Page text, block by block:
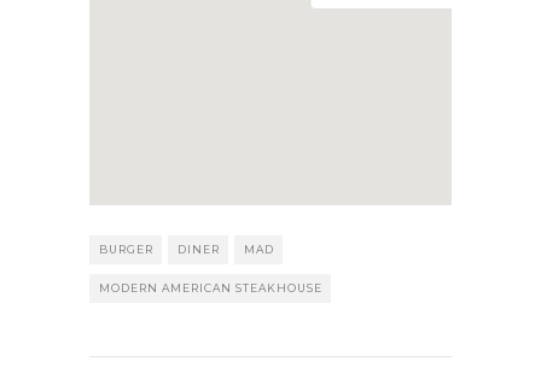
BURGER DINER MAD
MODERN AMERICAN STEAKHOUSE